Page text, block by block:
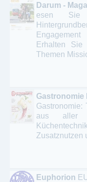
Darum -
esen Sie
Erhalten Sie
Themen
Gastronomie
Gastronomie:
aus aller
Zusatznutzen
Euphorion